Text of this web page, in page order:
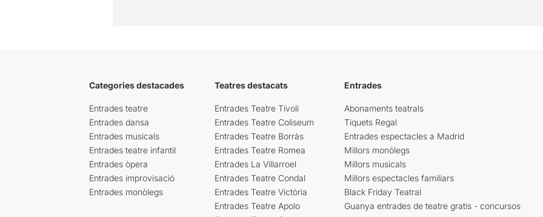
Categories destacades
Entrades teatre
Entrades dansa
Entrades musicals
Entrades teatre infantil
Entrades òpera
Entrades improvisació
Entrades monòlegs
Teatres destacats
Entrades Teatre Tívoli
Entrades Teatre Coliseum
Entrades Teatre Borràs
Entrades Teatre Romea
Entrades La Villarroel
Entrades Teatre Condal
Entrades Teatre Victòria
Entrades Teatre Apolo
Entrades
Abonaments teatrals
Tiquets Regal
Entrades espectacles a Madrid
Millors monòlegs
Millors musicals
Millors espectacles familiars
Black Friday Teatral
Guanya entrades de teatre gratis - concursos